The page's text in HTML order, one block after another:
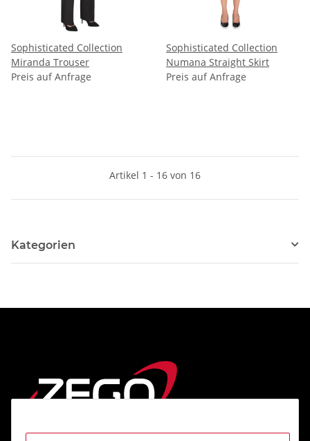
Sophisticated Collection
Miranda Trouser
Preis auf Anfrage
Sophisticated Collection
Numana Straight Skirt
Preis auf Anfrage
Artikel 1 - 16 von 16
Kategorien